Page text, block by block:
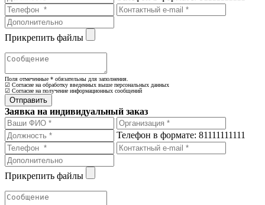
Прикрепить файлы
Поля отмеченные * обязательны для заполнения.
☑ Согласие на обработку введенных выше персональных данных
☑ Согласие на получение информационных сообщений
Заявка на индивидуальный заказ
Телефон в формате: 81111111111
Прикрепить файлы